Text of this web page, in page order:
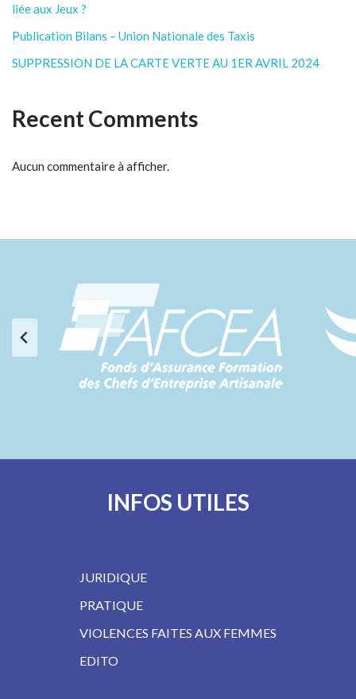
liée aux Jeux ?
Publication Bilans – Union Nationale des Taxis
SUPPRESSION DE LA CARTE VERTE AU 1ER AVRIL 2024
Recent Comments
Aucun commentaire à afficher.
INFOS UTILES
JURIDIQUE
PRATIQUE
VIOLENCES FAITES AUX FEMMES
EDITO